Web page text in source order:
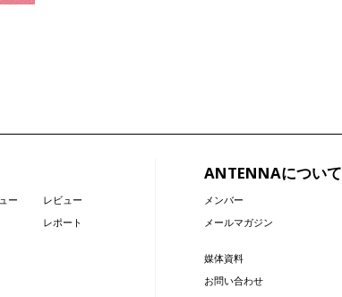
ー
レビュー
レポート
ANTENNAについて
メンバー
メールマガジン
媒体資料
お問い合わせ